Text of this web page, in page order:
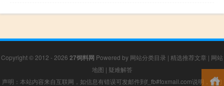
Copyright © 2012 - 2026 27饲料网 Powered by 网站分类目录 | 精选推荐文章 | 网站
地图 | 疑难解答
声明：本站内容来自互联网，如信息有错误可发邮件到f_fb#foxmail.com说明，我们